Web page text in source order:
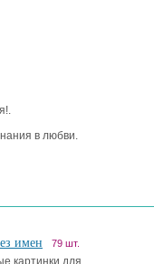
в любви.
имен 79 шт.
картинки для